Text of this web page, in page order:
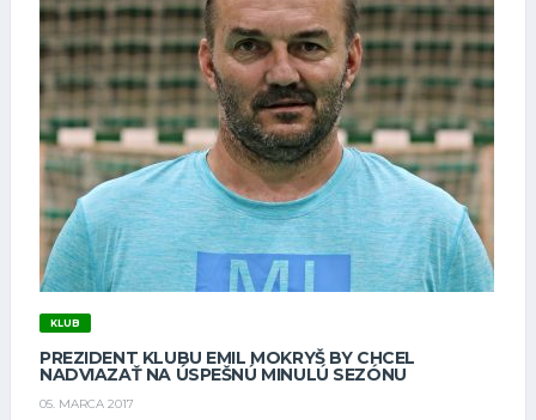
KLUB
PREZIDENT KLUBU EMIL MOKRYŠ BY CHCEL
NADVIAZAŤ NA ÚSPEŠNÚ MINULÚ SEZÓNU
05. MARCA 2017